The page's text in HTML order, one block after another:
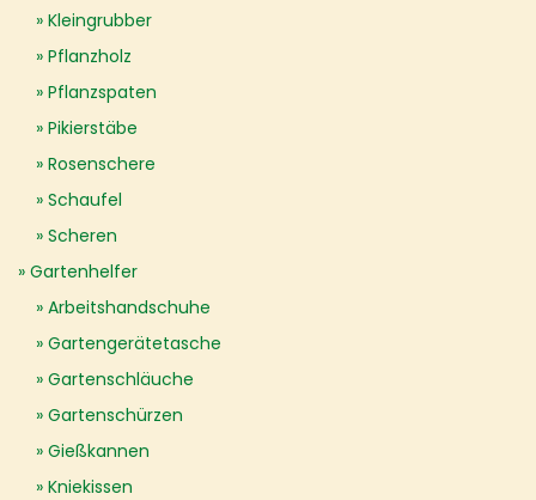
Kleingrubber
Pflanzholz
Pflanzspaten
Pikierstäbe
Rosenschere
Schaufel
Scheren
Gartenhelfer
Arbeitshandschuhe
Gartengerätetasche
Gartenschläuche
Gartenschürzen
Gießkannen
Kniekissen